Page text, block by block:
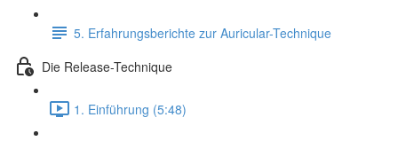
5. Erfahrungsberichte zur Auricular-Technique
Die Release-Technique
1. Einführung (5:48)